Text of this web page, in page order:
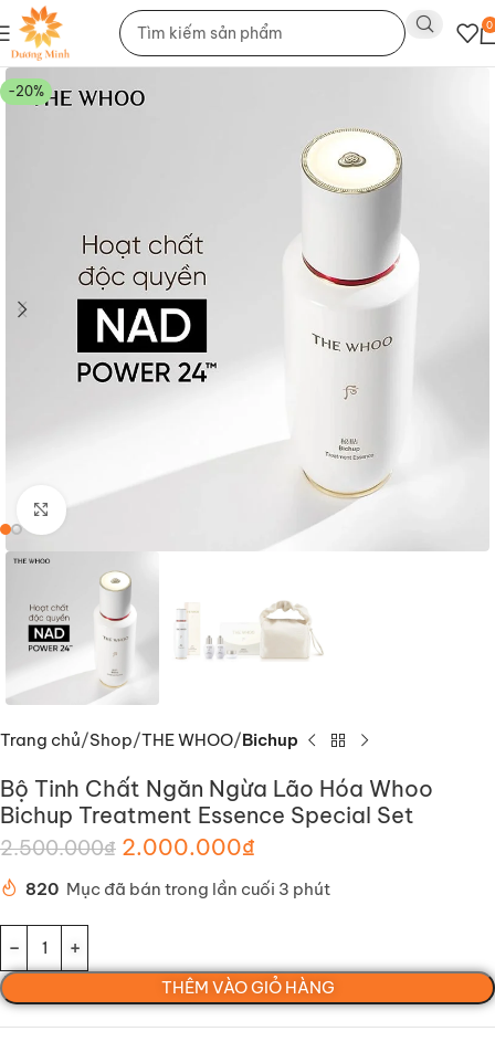
0
-20%
Nhấp để phóng to
Trang chủ Shop THE WHOO Bichup
Bộ Tinh Chất Ngăn Ngừa Lão Hóa Whoo
Bichup Treatment Essence Special Set
2.500.000₫ 2.000.000₫
820 Mục đã bán trong lần cuối 3 phút
THÊM VÀO GIỎ HÀNG